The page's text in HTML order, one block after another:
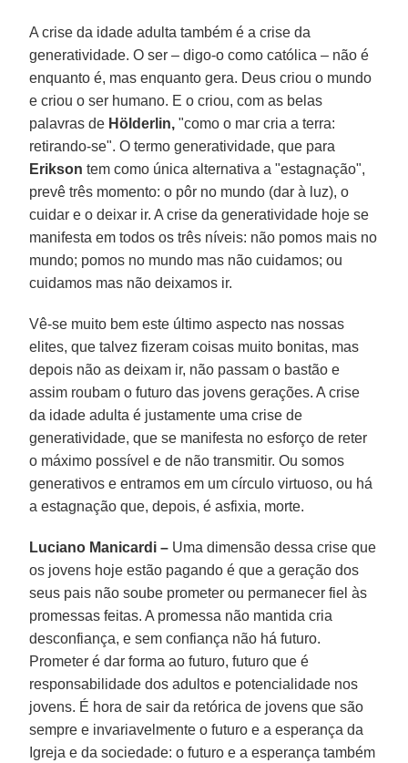
A crise da idade adulta também é a crise da
generatividade. O ser – digo-o como católica – não é
enquanto é, mas enquanto gera. Deus criou o mundo
e criou o ser humano. E o criou, com as belas
palavras de Hölderlin, "como o mar cria a terra:
retirando-se". O termo generatividade, que para
Erikson tem como única alternativa a "estagnação",
prevê três momento: o pôr no mundo (dar à luz), o
cuidar e o deixar ir. A crise da generatividade hoje se
manifesta em todos os três níveis: não pomos mais no
mundo; pomos no mundo mas não cuidamos; ou
cuidamos mas não deixamos ir.
Vê-se muito bem este último aspecto nas nossas
elites, que talvez fizeram coisas muito bonitas, mas
depois não as deixam ir, não passam o bastão e
assim roubam o futuro das jovens gerações. A crise
da idade adulta é justamente uma crise de
generatividade, que se manifesta no esforço de reter
o máximo possível e de não transmitir. Ou somos
generativos e entramos em um círculo virtuoso, ou há
a estagnação que, depois, é asfixia, morte.
Luciano Manicardi – Uma dimensão dessa crise que
os jovens hoje estão pagando é que a geração dos
seus pais não soube prometer ou permanecer fiel às
promessas feitas. A promessa não mantida cria
desconfiança, e sem confiança não há futuro.
Prometer é dar forma ao futuro, futuro que é
responsabilidade dos adultos e potencialidade nos
jovens. É hora de sair da retórica de jovens que são
sempre e invariavelmente o futuro e a esperança da
Igreja e da sociedade: o futuro e a esperança também